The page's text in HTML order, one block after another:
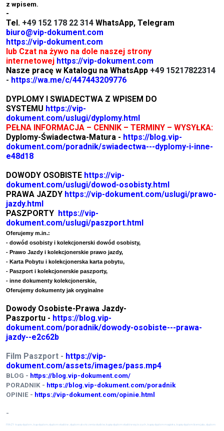
z wpisem.
-
Tel. +49 152 178 22 314 WhatsApp, Telegram
biuro@vip-dokument.com
https://vip-dokument.com
lub Czat na żywo na dole naszej strony
internetowej https://vip-dokument.com
Nasze pracę w Katalogu na WhatsApp +49 15217822314
- https://wa.me/c/447443209776
DYPLOMY I SWIADECTWA Z WPISEM DO
SYSTEMU https://vip-
dokument.com/uslugi/dyplomy.html
PEŁNA INFORMACJA – CENNIK – TERMINY – WYSYŁKA:
Dyplomy-Świadectwa-Matura - https://blog.vip-
dokument.com/poradnik/swiadectwa---dyplomy-i-inne-
e48d18
DOWODY OSOBISTE https://vip-
dokument.com/uslugi/dowod-osobisty.html
PRAWA JAZDY https://vip-dokument.com/uslugi/prawo-
jazdy.html
PASZPORTY https://vip-
dokument.com/uslugi/paszport.html
Oferujemy m.in.:
- dowód osobisty i kolekcjonerski dowód osobisty,
- Prawo Jazdy i kolekcjonerskie prawo jazdy,
- Karta Pobytu i kolekcjonerska karta pobytu,
- Paszport i kolekcjonerskie paszporty,
- inne dokumenty kolekcjonerskie,
Oferujemy dokumenty jak oryginalne
Dowody Osobiste-Prawa Jazdy-
Paszportu - https://blog.vip-
dokument.com/poradnik/dowody-osobiste---prawa-
jazdy--e2c62b
Film Paszport - https://vip-
dokument.com/assets/images/pass.mp4
BLOG - https://blog.vip-dokument.com/
PORADNIK - https://blog.vip-dokument.com/poradnik
OPINIE - https://vip-dokument.com/opinie.html
-
FRAZY -kupię dyplom , kup dyplom, dyplom studiów , dyplom ukończenia studiów, kupię dyplom studiów wyższych , kupię dyplom magistra , kupię dyplom licencjata , dyplom